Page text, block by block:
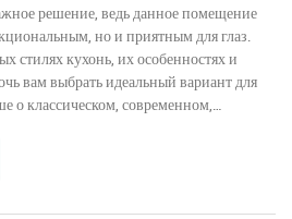
решение, ведь данное помещение
но и приятным для глаз.
стилях кухонь, их особенностях и
вам выбрать идеальный вариант для
о классическом, современном,